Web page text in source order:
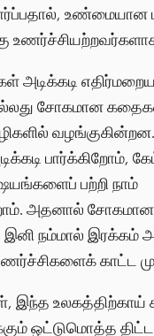
உண்மையான
அடிக்கடி
சோகமான
வழங்குகின்றன.
பார்க்கிறோம்,
பற்றி நாம்
அதனால் சோகமான
இனி நம்மால் இரக்கம்
காட்ட
இந்த உலகத்திற்காய்
ஒட்டுமொத்த